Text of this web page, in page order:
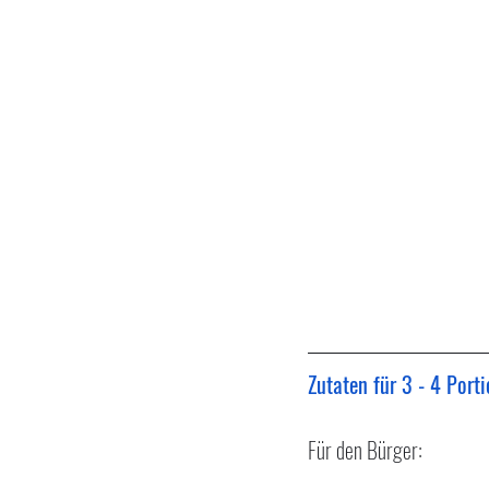
Zutaten für 3 - 4
Für den Bürger: